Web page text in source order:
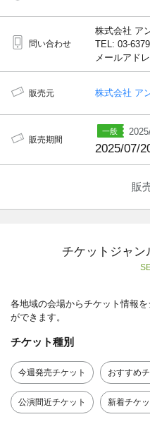
問い合わせ
株式会社 ア
TEL: 03-
メールアド
販売元 株式会社 ア
販売期間
2025/07/
販
チケットジャン
各地域の会場からチケット情報
ができます。
チケット種別
今週発売チケット おすすめ
公演間近チケット 新着チケッ